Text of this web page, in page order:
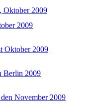
Oktober 2009
2009
Oktober 2009
Berlin 2009
November 2009